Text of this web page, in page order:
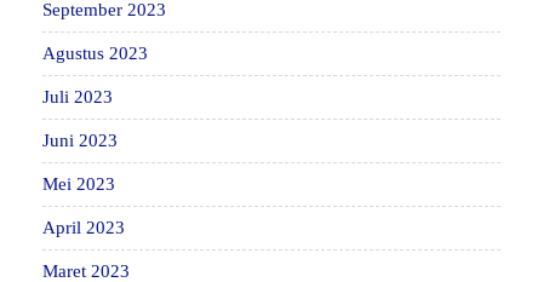
September 2023
Agustus 2023
Juli 2023
Juni 2023
Mei 2023
April 2023
Maret 2023